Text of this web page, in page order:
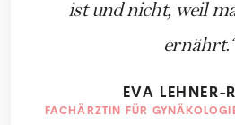
ist und nicht, weil
ernährt.
EVA LEHNER-
FACHÄRZTIN FÜR